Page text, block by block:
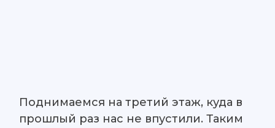
Поднимаемся на третий этаж, куда в
прошлый раз нас не впустили. Таким